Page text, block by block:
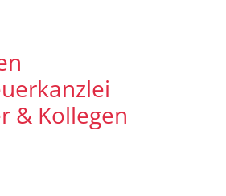
& Kollegen